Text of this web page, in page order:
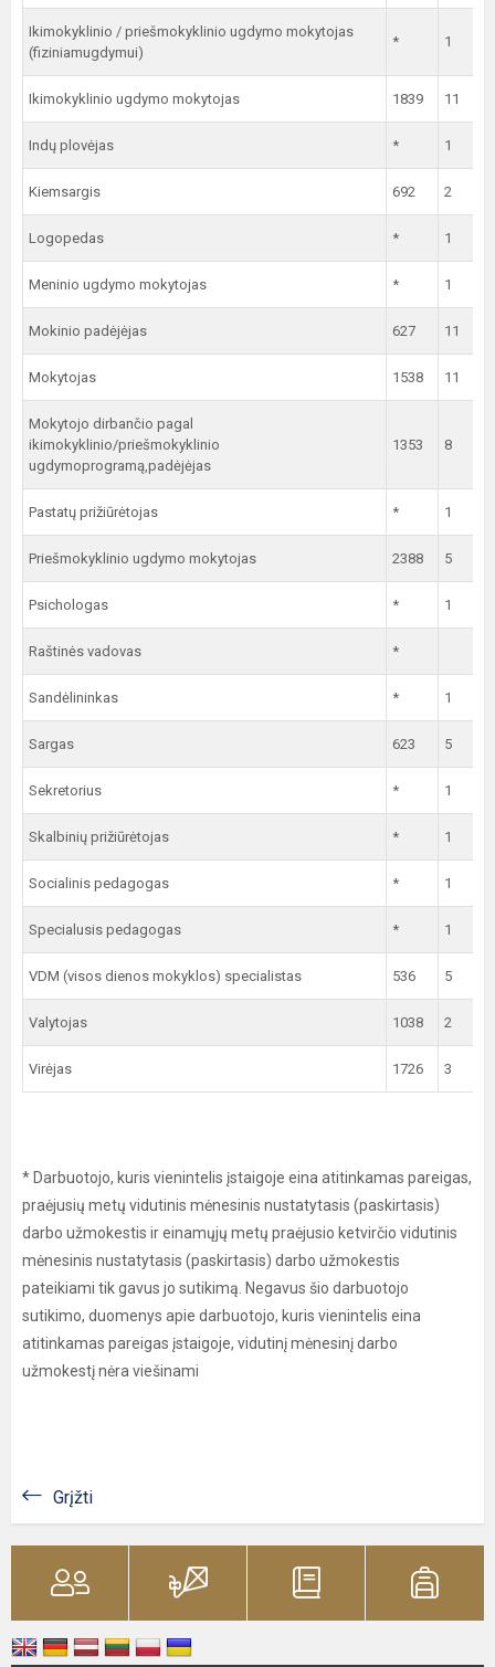
Ikimokyklinio / priešmokyklinio ugdymo mokytojas
(fiziniamugdymui)
* 1
Ikimokyklinio ugdymo mokytojas 1839 11
Indų plovėjas * 1
Kiemsargis 692 2
Logopedas * 1
Meninio ugdymo mokytojas * 1
Mokinio padėjėjas 627 11
Mokytojas 1538 11
Mokytojo dirbančio pagal
ikimokyklinio/priešmokyklinio
ugdymoprogramą,padėjėjas
1353 8
Pastatų prižiūrėtojas * 1
Priešmokyklinio ugdymo mokytojas 2388 5
Psichologas * 1
Raštinės vadovas *
Sandėlininkas * 1
Sargas 623 5
Sekretorius * 1
Skalbinių prižiūrėtojas * 1
Socialinis pedagogas * 1
Specialusis pedagogas * 1
VDM (visos dienos mokyklos) specialistas 536 5
Valytojas 1038 2
Virėjas 1726 3
* Darbuotojo, kuris vienintelis įstaigoje eina atitinkamas pareigas,
praėjusių metų vidutinis mėnesinis nustatytasis (paskirtasis)
darbo užmokestis ir einamųjų metų praėjusio ketvirčio vidutinis
mėnesinis nustatytasis (paskirtasis) darbo užmokestis
pateikiami tik gavus jo sutikimą. Negavus šio darbuotojo
sutikimo, duomenys apie darbuotojo, kuris vienintelis eina
atitinkamas pareigas įstaigoje, vidutinį mėnesinį darbo
užmokestį nėra viešinami
Grįžti